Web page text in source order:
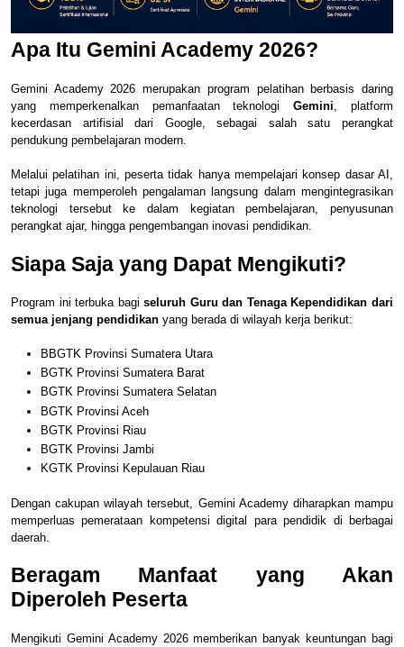
Apa Itu Gemini Academy 2026?
Gemini Academy 2026 merupakan program pelatihan berbasis daring
yang memperkenalkan pemanfaatan teknologiGemini , platform
kecerdasan artifisial dari Google, sebagai salah satu perangkat
pendukung pembelajaran modern.
Melalui pelatihan ini, peserta tidak hanya mempelajari konsep dasar AI,
tetapi juga memperoleh pengalaman langsung dalam mengintegrasikan
teknologi tersebut ke dalam kegiatan pembelajaran, penyusunan
perangkat ajar, hingga pengembangan inovasi pendidikan.
Siapa Saja yang Dapat Mengikuti?
Program ini terbuka bagiseluruh Guru dan Tenaga Kependidikan dari
semua jenjang pendidikan yang berada di wilayah kerja berikut:
BBGTK Provinsi Sumatera Utara
BGTK Provinsi Sumatera Barat
BGTK Provinsi Sumatera Selatan
BGTK Provinsi Aceh
BGTK Provinsi Riau
BGTK Provinsi Jambi
KGTK Provinsi Kepulauan Riau
Dengan cakupan wilayah tersebut, Gemini Academy diharapkan mampu
memperluas pemerataan kompetensi digital para pendidik di berbagai
daerah.
Beragam Manfaat yang Akan
Diperoleh Peserta
Mengikuti Gemini Academy 2026 memberikan banyak keuntungan bagi